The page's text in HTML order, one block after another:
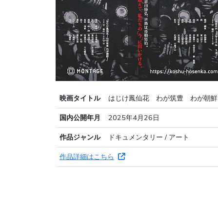
映画タイトル
はじけ鳳仙花 わが筑豊 わが朝鮮
国内公開年月
2025年4月26日
作品ジャンル
ドキュメンタリー / アート
作品詳細はこちら